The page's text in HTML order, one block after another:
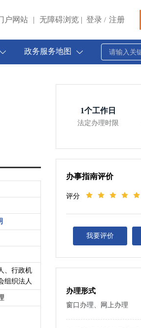
户网站 | 无障碍浏览 | 登录 / 注册
政务服务地图
、行政机
组织法人
1个工作日
法定办理时限
办事指南评价
评分
我要评价
办理形式
窗口办理、网上办理